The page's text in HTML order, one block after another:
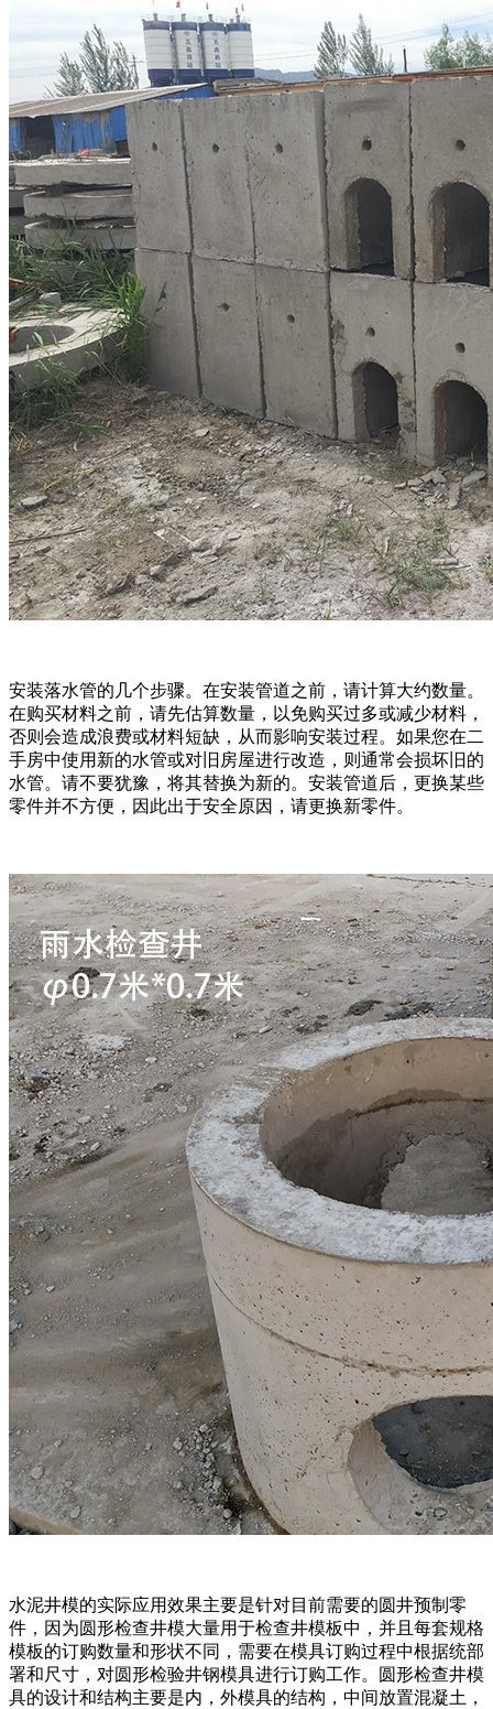
安装落水管的几个步骤。在安装管道之前，请计算大约数量。
在购买材料之前，请先估算数量，以免购买过多或减少材料，
否则会造成浪费或材料短缺，从而影响安装过程。如果您在二
手房中使用新的水管或对旧房屋进行改造，则通常会损坏旧的
水管。请不要犹豫，将其替换为新的。安装管道后，更换某些
零件并不方便，因此出于安全原因，请更换新零件。
水泥井模的实际应用效果主要是针对目前需要的圆井预制零
件，因为圆形检查井模大量用于检查井模板中，并且每套规格
模板的订购数量和形状不同，需要在模具订购过程中根据统部
署和尺寸，对圆形检验井钢模具进行订购工作。圆形检查井模
具的设计和结构主要是内，外模具的结构，中间放置混凝土，